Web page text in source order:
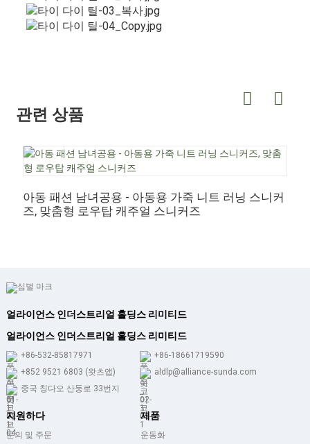
관련 상품
아동 패션 남녀공용 - 아동용 가죽 니트 러닝 스니커
즈, 맞춤형 로우탑 캐주얼 스니커즈
얼라이언스 인더스트리얼 홀딩스 리미티드
얼라이언스 인더스트리얼 홀딩스 리미티드
+86-532-85817971
+86-18661719590
+852 9521 6803 (왓츠앱)
aldlp@alliance-sunda.com
중국 칭다오 산둥로 33번지
지원하다
문의 및 주문
제품
운동화